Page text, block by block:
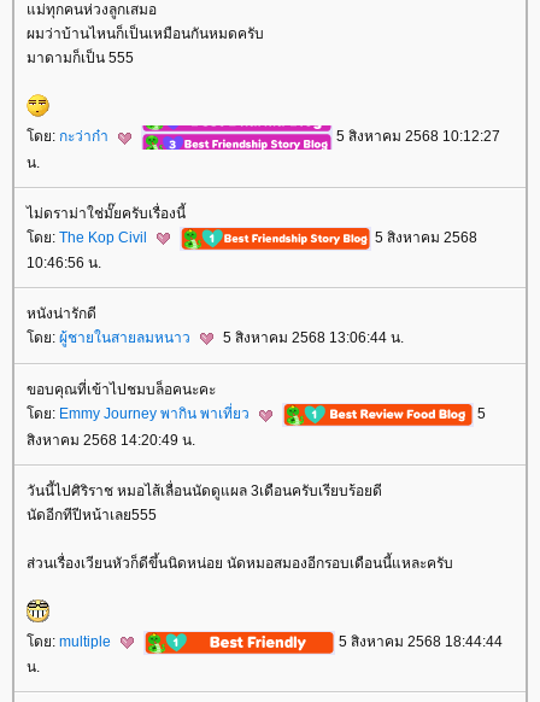
ม่ทุกคนห่วงลูกเสมอ
ผมว่าบ้านไหนก็เป็นเหมือนกันหมดครับ
มาดามก็เป็น 555
ดย: กะว่าก๋า
5 สิงหาคม 2568 10:12:27
น.
ไม่ดราม่าใช่มั๊ยครับเรื่องนี้
ดย: The Kop Civil
5 สิงหาคม 2568
10:46:56 น.
หนังน่ารักดี
ดย: ผู้ชายในสายลมหนาว 5 สิงหาคม 2568 13:06:44 น.
ขอบคุณที่เข้าไปชมบล็อคนะคะ
ดย: Emmy Journey พากิน พาเที่ยว
5
สิงหาคม 2568 14:20:49 น.
วันนี้ไปศิริราช หมอไส้เลื่อนนัดดูแผล 3เดือนครับเรียบร้อยดี
นัดอีกทีปีหน้าเลย555
ส่วนเรื่องเวียนหัวก็ดีขึ้นนิดหน่อย นัดหมอสมองอีกรอบเดือนนี้แหละครับ
ดย: multiple
5 สิงหาคม 2568 18:44:44
น.